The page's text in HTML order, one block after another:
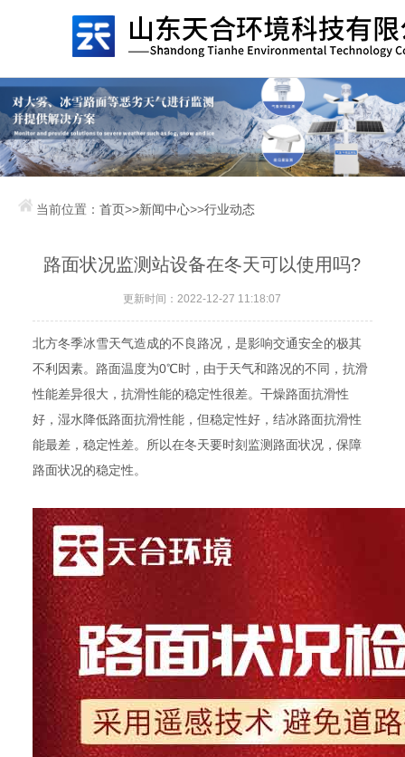
当前位置：首页>>新闻中心>>行业动态
路面状况监测站设备在冬天可以使用吗?
更新时间：2022-12-27 11:18:07
北方冬季冰雪天气造成的不良路况，是影响交通安全的极其
不利因素。路面温度为0℃时，由于天气和路况的不同，抗滑
性能差异很大，抗滑性能的稳定性很差。干燥路面抗滑性
好，湿水降低路面抗滑性能，但稳定性好，结冰路面抗滑性
能最差，稳定性差。所以在冬天要时刻监测路面状况，保障
路面状况的稳定性。